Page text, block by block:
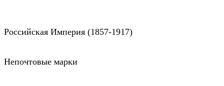
Российская Империя (1857-1917)
Непочтовые марки